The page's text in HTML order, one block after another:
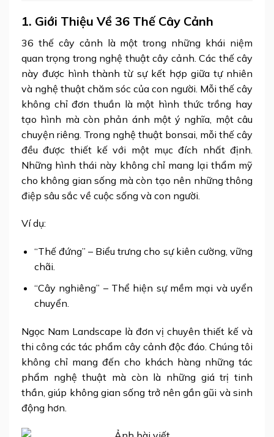
1. Giới Thiệu Về 36 Thế Cây Cảnh
36 thế cây cảnh là một trong những khái niệm
quan trọng trong nghệ thuật cây cảnh. Các thế cây
này được hình thành từ sự kết hợp giữa tự nhiên
và nghệ thuật chăm sóc của con người. Mỗi thế cây
không chỉ đơn thuần là một hình thức trồng hay
tạo hình mà còn phản ánh một ý nghĩa, một câu
chuyện riêng. Trong nghệ thuật bonsai, mỗi thế cây
đều được thiết kế với một mục đích nhất định.
Những hình thái này không chỉ mang lại thẩm mỹ
cho không gian sống mà còn tạo nên những thông
điệp sâu sắc về cuộc sống và con người.
Ví dụ:
“Thế đứng” – Biểu trưng cho sự kiên cường, vững
chãi.
“Cây nghiêng” – Thể hiện sự mềm mại và uyển
chuyển.
Ngọc Nam Landscape là đơn vị chuyên thiết kế và
thi công các tác phẩm cây cảnh độc đáo. Chúng tôi
không chỉ mang đến cho khách hàng những tác
phẩm nghệ thuật mà còn là những giá trị tinh
thần, giúp không gian sống trở nên gần gũi và sinh
động hơn.